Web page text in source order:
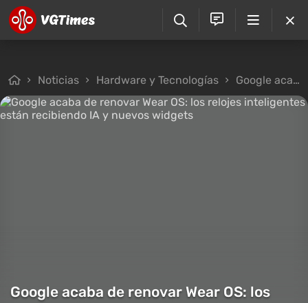
Noticias Hardware y Tecnologías Google acaba de renovar Wear OS: los relojes inteligentes están recibiendo IA y nuevos widgets
Google acaba de renovar Wear OS: los